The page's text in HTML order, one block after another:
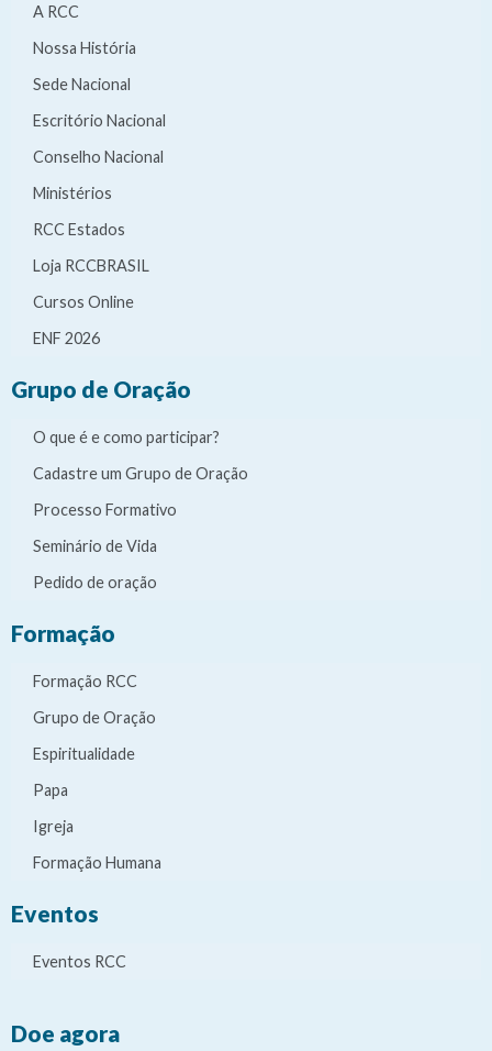
A RCC
Nossa História
Sede Nacional
Escritório Nacional
Conselho Nacional
Ministérios
RCC Estados
Loja RCCBRASIL
Cursos Online
ENF 2026
Grupo de Oração
O que é e como participar?
Cadastre um Grupo de Oração
Processo Formativo
Seminário de Vida
Pedido de oração
Formação
Formação RCC
Grupo de Oração
Espiritualidade
Papa
Igreja
Formação Humana
Eventos
Eventos RCC
Doe agora